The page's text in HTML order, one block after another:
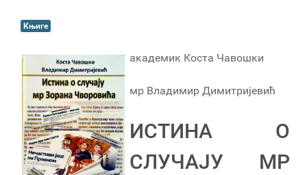
Књиге
академик Коста Чавошки
мр Владимир Димитријевић
ИСТИНА О
СЛУЧАЈУ МР